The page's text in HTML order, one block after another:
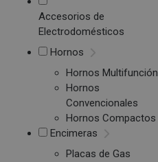
Accesorios de
Electrodomésticos
Hornos
Hornos Multifunción
Hornos
Convencionales
Hornos Compactos
Encimeras
Placas de Gas